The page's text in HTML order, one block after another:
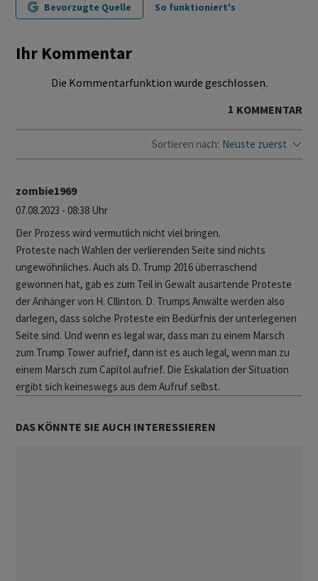
Bevorzugte Quelle So funktioniert's
Ihr Kommentar
Die Kommentarfunktion wurde geschlossen.
1 KOMMENTAR
Sortieren nach: Neuste zuerst
zombie1969
07.08.2023 - 08:38 Uhr
Der Prozess wird vermutlich nicht viel bringen.
Proteste nach Wahlen der verlierenden Seite sind nichts
ungewöhnliches. Auch als D. Trump 2016 überraschend
gewonnen hat, gab es zum Teil in Gewalt ausartende Proteste
der Anhänger von H. Cllinton. D. Trumps Anwälte werden also
darlegen, dass solche Proteste ein Bedürfnis der unterlegenen
Seite sind. Und wenn es legal war, dass man zu einem Marsch
zum Trump Tower aufrief, dann ist es auch legal, wenn man zu
einem Marsch zum Capitol aufrief. Die Eskalation der Situation
ergibt sich keineswegs aus dem Aufruf selbst.
DAS KÖNNTE SIE AUCH INTERESSIEREN